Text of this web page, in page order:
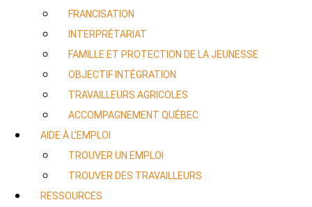
FRANCISATION
INTERPRÉTARIAT
FAMILLE ET PROTECTION DE LA JEUNESSE
OBJECTIF INTÉGRATION
TRAVAILLEURS AGRICOLES
ACCOMPAGNEMENT QUÉBEC
AIDE À L’EMPLOI
TROUVER UN EMPLOI
TROUVER DES TRAVAILLEURS
RESSOURCES